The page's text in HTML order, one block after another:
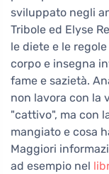
sviluppato negli
Tribole ed Elyse
le diete e le
corpo e insegna
fame e sazietà.
non lavora con la
"cattivo", ma con
mangiato e cosa
Maggiori
ad esempio nel